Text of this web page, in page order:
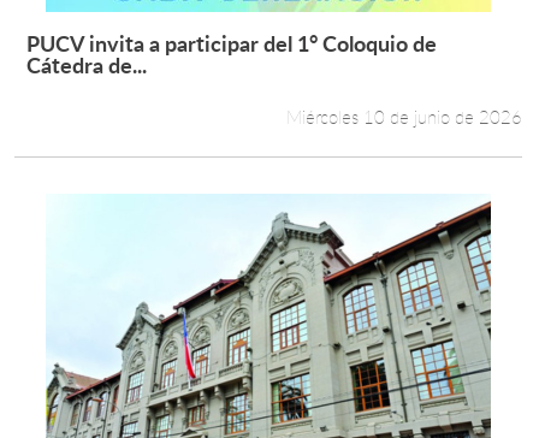
Funcionarios
Alumni
Leer más +
PUCV invita a participar del 1° Coloquio de
Cátedra de...
Miércoles 10 de junio de 2026